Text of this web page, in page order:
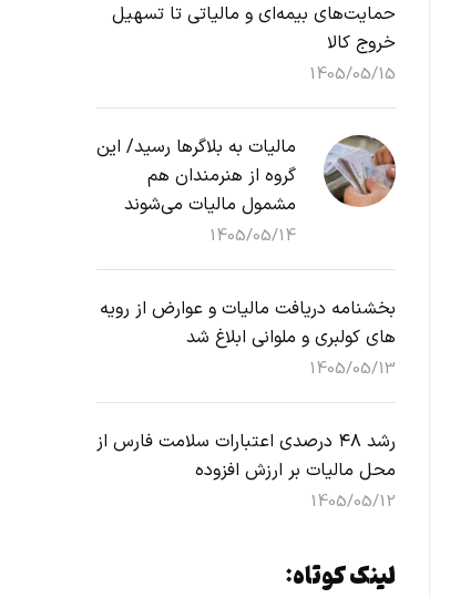
حمایت‌های بیمه‌ای و مالیاتی تا تسهیل
خروج کالا
1405/05/15
مالیات به بلاگرها رسید/ این
گروه از هنرمندان هم
مشمول مالیات می‌شوند
1405/05/14
بخشنامه دریافت مالیات و عوارض از رویه
های کولبری و ملوانی ابلاغ شد
1405/05/13
رشد ۴۸ درصدی اعتبارات سلامت فارس از
محل مالیات بر ارزش افزوده
1405/05/12
لینک کوتاه: